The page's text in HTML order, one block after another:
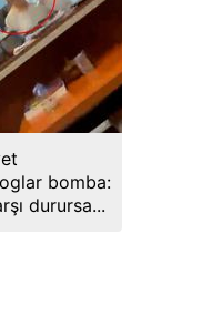
bomba:
durursa...